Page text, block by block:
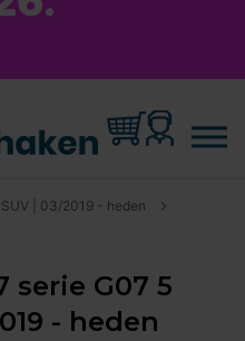
| 03/2019 - heden
serie G07 5
- heden